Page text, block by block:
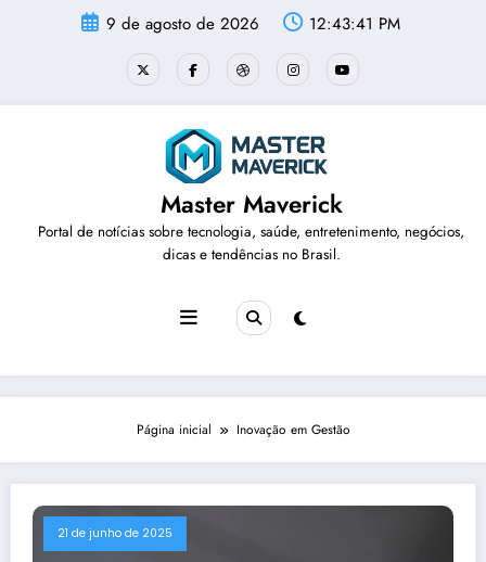
9 de agosto de 2026 12:43:41 PM
Master Maverick
Portal de notícias sobre tecnologia, saúde, entretenimento, negócios,
dicas e tendências no Brasil.
Página inicial Inovação em Gestão
21 de junho de 2025